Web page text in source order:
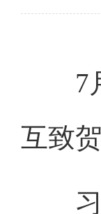
7月
互致
习近